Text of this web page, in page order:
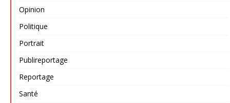
Opinion
Politique
Portrait
Publireportage
Reportage
Santé